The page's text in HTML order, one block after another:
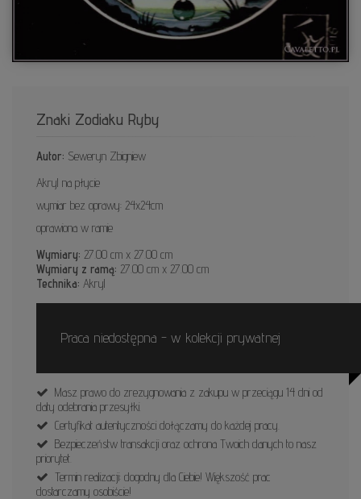
Znaki Zodiaku Ryby
Autor: Seweryn Zbigniew
Akryl na płycie
wymiar bez oprawy: 24x24cm
oprawiona w ramie
Wymiary: 27.00 cm x 27.00 cm
Wymiary z ramą: 27.00 cm x 27.00 cm
Technika: Akryl
Praca niedostępna - w kolekcji prywatnej
Masz prawo do zrezygnowania z zakupu w przeciągu 14 dni od
daty odebrania przesyłki.
Certyfikat autentyczności dołączamy do każdej pracy.
Bezpieczeństw transakcji oraz ochrona Twoich danych to nasz
priorytet.
Termin realizacji: dogodny dla Ciebie! Większość prac
dostarczamy osobiście!